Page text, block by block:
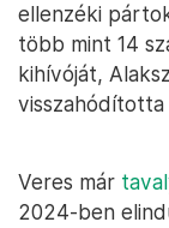
ellenzéki
több mint 14
kihívóját,
visszahódította
Veres már
2024-ben